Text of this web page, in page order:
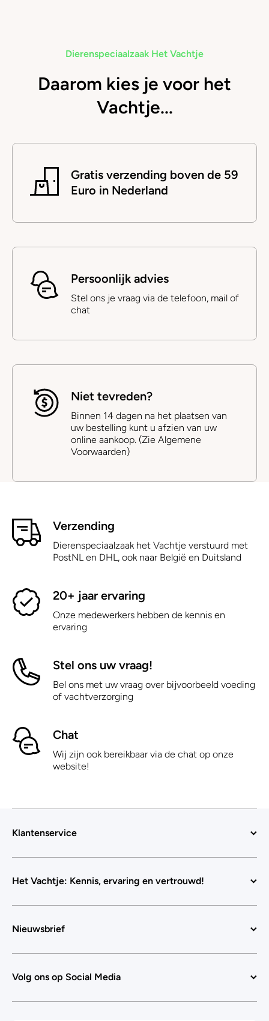
Dierenspeciaalzaak Het Vachtje
Daarom kies je voor het
Vachtje...
Gratis verzending boven de 59
Euro in Nederland
Persoonlijk advies
Stel ons je vraag via de telefoon, mail of
chat
Niet tevreden?
Binnen 14 dagen na het plaatsen van
uw bestelling kunt u afzien van uw
online aankoop. (Zie Algemene
Voorwaarden)
Verzending
Dierenspeciaalzaak het Vachtje verstuurd met
PostNL en DHL, ook naar België en Duitsland
20+ jaar ervaring
Onze medewerkers hebben de kennis en
ervaring
Stel ons uw vraag!
Bel ons met uw vraag over bijvoorbeeld voeding
of vachtverzorging
Chat
Wij zijn ook bereikbaar via de chat op onze
website!
Klantenservice
Het Vachtje: Kennis, ervaring en vertrouwd!
Nieuwsbrief
Volg ons op Social Media